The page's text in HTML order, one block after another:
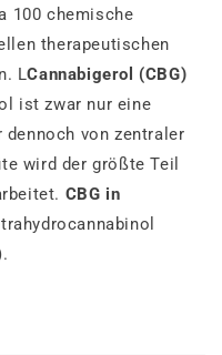
100 chemische
therapeutischen
LCannabigerol (CBG)
ist zwar nur eine
dennoch von zentraler
wird der größte Teil
CBG in